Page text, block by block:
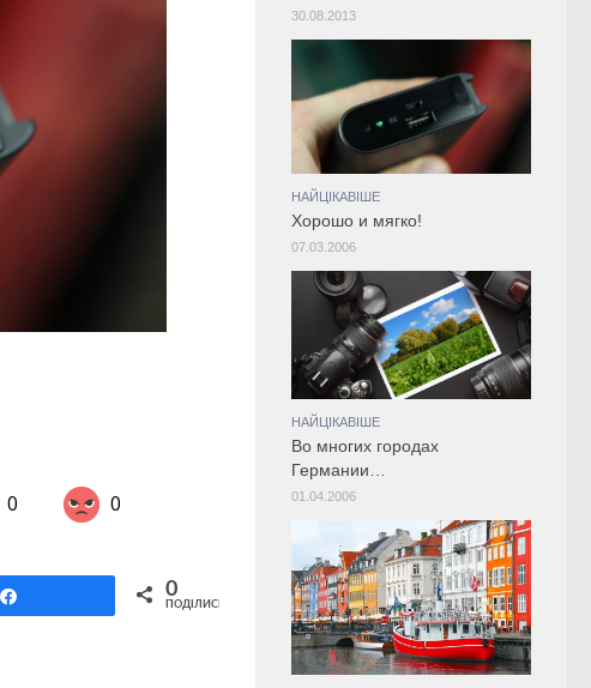
0 0
Share on Twitter 0
ПОДІЛИСЬ
30.08.2013
НАЙЦІКАВІШЕ
Хорошо и мягко!
07.03.2006
НАЙЦІКАВІШЕ
Во многих городах
Германии…
01.04.2006